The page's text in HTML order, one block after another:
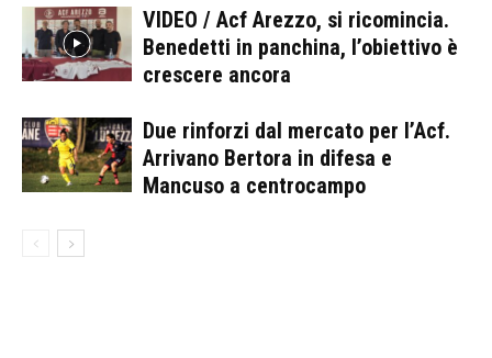
VIDEO / Acf Arezzo, si ricomincia.
Benedetti in panchina, l’obiettivo è
crescere ancora
Due rinforzi dal mercato per l’Acf.
Arrivano Bertora in difesa e
Mancuso a centrocampo